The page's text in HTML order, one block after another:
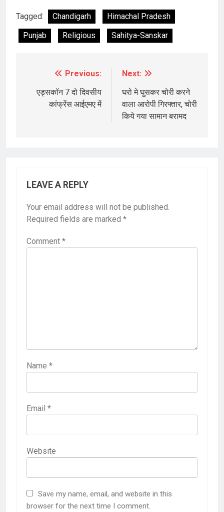
Tagged: Chandigarh
Himachal Pradesh
Punjab
Religious Sahitya-Sanskar
navigation
Previous:
एड्सकॉन 7 दो दिवसीय
कांफ्रेंस आईएमए में
Next:
घरो मे घुसकर चोरी करने
वाला आरोपी गिरफ्तार, चोरी
किये गया सामान बरामद
LEAVE A REPLY
Your email address will not be published.
Required fields are marked *
Comment *
Name *
Email *
Website
Save my name, email, and website in this
browser for the next time I comment.